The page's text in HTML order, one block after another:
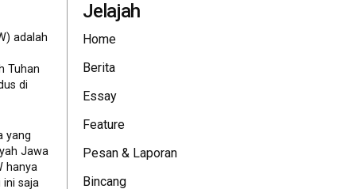
adalah
Tuhan
di
yang
Jawa
hanya
ini saja
Jelajah
Home
Berita
Essay
Feature
Pesan & Laporan
Bincang